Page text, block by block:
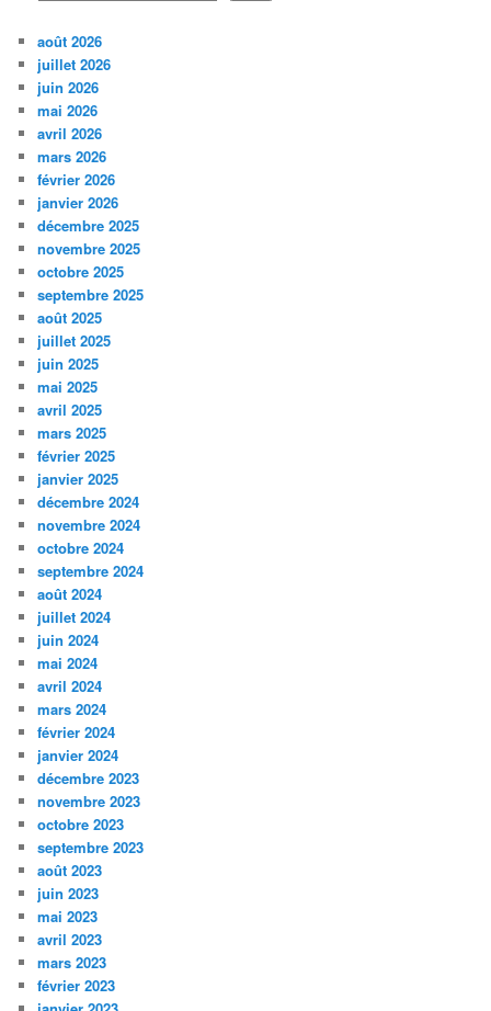
août 2026
juillet 2026
juin 2026
mai 2026
avril 2026
mars 2026
février 2026
janvier 2026
décembre 2025
novembre 2025
octobre 2025
septembre 2025
août 2025
juillet 2025
juin 2025
mai 2025
avril 2025
mars 2025
février 2025
janvier 2025
décembre 2024
novembre 2024
octobre 2024
septembre 2024
août 2024
juillet 2024
juin 2024
mai 2024
avril 2024
mars 2024
février 2024
janvier 2024
décembre 2023
novembre 2023
octobre 2023
septembre 2023
août 2023
juin 2023
mai 2023
avril 2023
mars 2023
février 2023